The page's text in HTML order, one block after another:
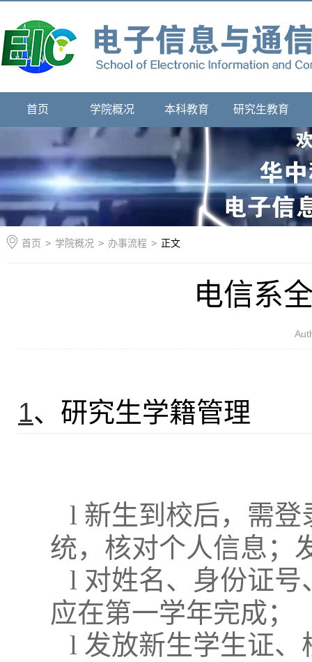
首页 学院概况 本科教育 研究生教育
首页 > 学院概况 > 办事流程 > 正文
电信系
1、研究生学籍管理
l 新生到校后，需
统，核对个人信息；
l 对姓名、身份证
应在第一学年完成；
l 发放新生学生证